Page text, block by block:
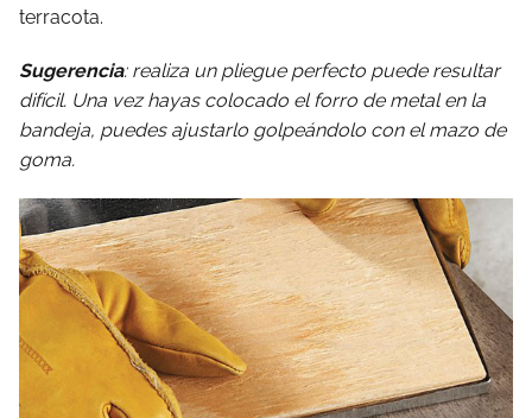
terracota.
Sugerencia: realiza un pliegue perfecto puede resultar
difícil. Una vez hayas colocado el forro de metal en la
bandeja, puedes ajustarlo golpeándolo con el mazo de
goma.